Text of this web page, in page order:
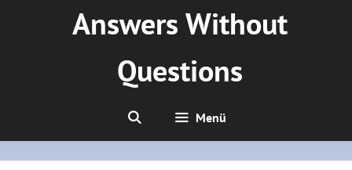
Answers Without
Questions
Menü